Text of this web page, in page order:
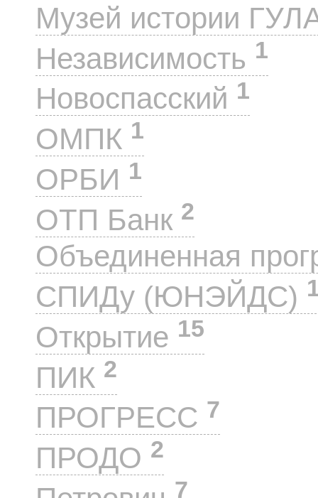
Музей истории
Независимость 1
Новоспасский 1
ОМПК 1
ОРБИ 1
ОТП Банк 2
Объединенная
СПИДу (ЮНЭЙДС)
Открытие 15
ПИК 2
ПРОГРЕСС 7
ПРОДО 2
7